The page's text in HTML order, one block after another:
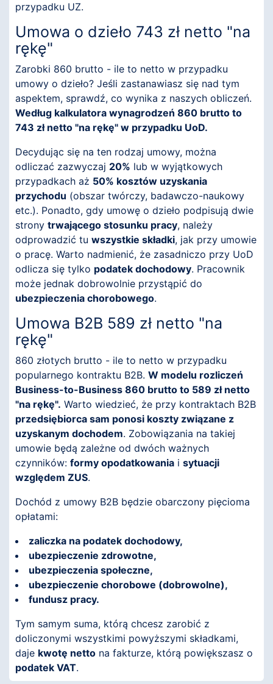
przypadku UZ.
Umowa o dzieło 743 zł netto "na
rękę"
Zarobki 860 brutto - ile to netto w przypadku
umowy o dzieło? Jeśli zastanawiasz się nad tym
aspektem, sprawdź, co wynika z naszych obliczeń.
Według kalkulatora wynagrodzeń 860 brutto to
743 zł netto "na rękę" w przypadku UoD.
Decydując się na ten rodzaj umowy, można
odliczać zazwyczaj 20% lub w wyjątkowych
przypadkach aż 50% kosztów uzyskania
przychodu (obszar twórczy, badawczo-naukowy
etc.). Ponadto, gdy umowę o dzieło podpisują dwie
strony trwającego stosunku pracy, należy
odprowadzić tu wszystkie składki, jak przy umowie
o pracę. Warto nadmienić, że zasadniczo przy UoD
odlicza się tylko podatek dochodowy. Pracownik
może jednak dobrowolnie przystąpić do
ubezpieczenia chorobowego.
Umowa B2B 589 zł netto "na
rękę"
860 złotych brutto - ile to netto w przypadku
popularnego kontraktu B2B. W modelu rozliczeń
Business-to-Business 860 brutto to 589 zł netto
"na rękę". Warto wiedzieć, że przy kontraktach B2B
przedsiębiorca sam ponosi koszty związane z
uzyskanym dochodem. Zobowiązania na takiej
umowie będą zależne od dwóch ważnych
czynników: formy opodatkowania i sytuacji
względem ZUS.
Dochód z umowy B2B będzie obarczony pięcioma
opłatami:
zaliczka na podatek dochodowy,
ubezpieczenie zdrowotne,
ubezpieczenia społeczne,
ubezpieczenie chorobowe (dobrowolne),
fundusz pracy.
Tym samym suma, którą chcesz zarobić z
doliczonymi wszystkimi powyższymi składkami,
daje kwotę netto na fakturze, którą powiększasz o
podatek VAT.